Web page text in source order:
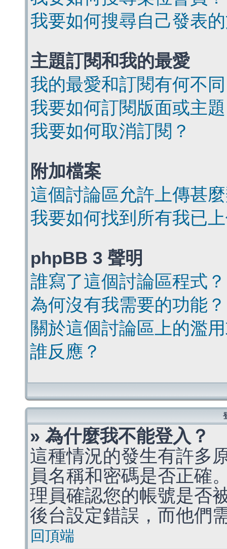
我要如何搜尋自己發表
主題訂閱和我的最愛
我的最愛和訂閱有何不
我要如何訂閱版面或主
我要如何取消訂閱？
附加檔案
這個討論區允許上傳甚
我要如何找到所有我已
phpBB 3 聲明
誰寫了這個討論區程式？
為何沒有我需要的功能？
關於這個討論區上的濫
誰反應？
» 為什麼我不能登入？
這種情況的發生有許多
員名稱和密碼是否正確
理員確認您的帳號是否
後台設定錯誤，而他們
回頂端